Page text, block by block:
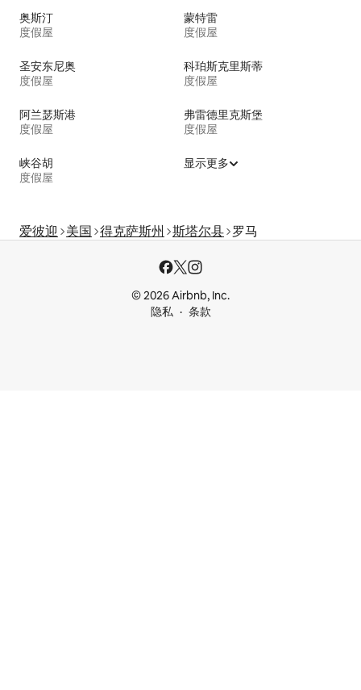
奥斯汀
度假屋
蒙特雷
度假屋
圣安东尼奥
度假屋
科珀斯克里斯蒂
度假屋
阿兰瑟斯港
度假屋
弗雷德里克斯堡
度假屋
峡谷胡
度假屋
显示更多
爱彼迎 美国 得克萨斯州 斯塔尔县 罗马
© 2026 Airbnb, Inc.
隐私
条款